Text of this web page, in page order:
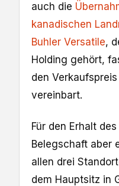
auch die
kanadischen
Buhler Versatile,
Holding gehört,
den
vereinbart.
Für den Erhalt des
Belegschaft aber
allen drei
dem Hauptsitz in